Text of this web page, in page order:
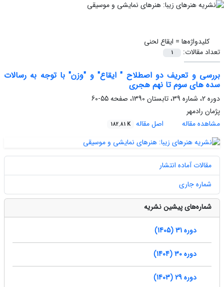
کلیدواژه‌ها = ایقاع لحنی
تعداد مقالات:
1
بررسی و تعریف دو اصطلاح " ایقاع" و "وزن" با توجه به رسالات
سده های سوم تا نهم هجری
دوره 2، شماره 39، تابستان 1390، صفحه
55-60
پژمان رادمهر
مشاهده مقاله
اصل مقاله 182.81 K
مقالات آماده انتشار
شماره جاری
شماره‌های پیشین نشریه
دوره 31 (1405)
دوره 30 (1404)
دوره 29 (1403)